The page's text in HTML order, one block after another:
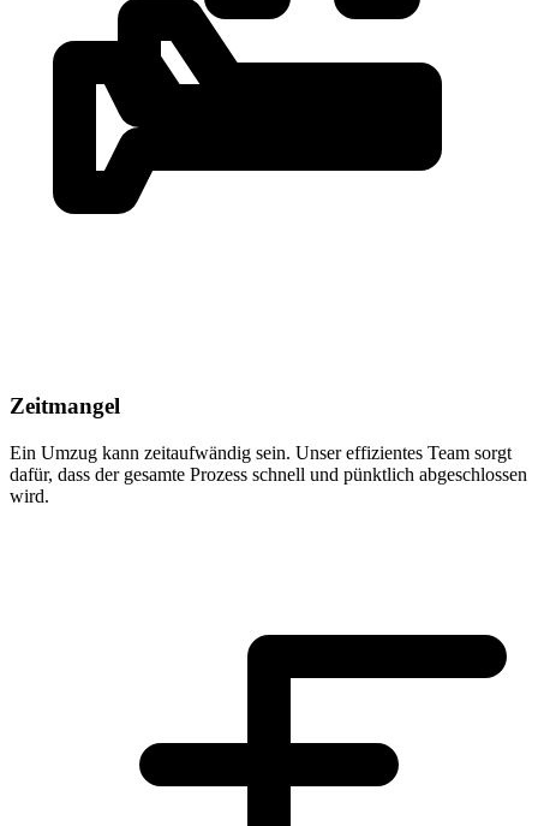
Zeitmangel
Ein Umzug kann zeitaufwändig sein. Unser effizientes Team sorgt
dafür, dass der gesamte Prozess schnell und pünktlich abgeschlossen
wird.